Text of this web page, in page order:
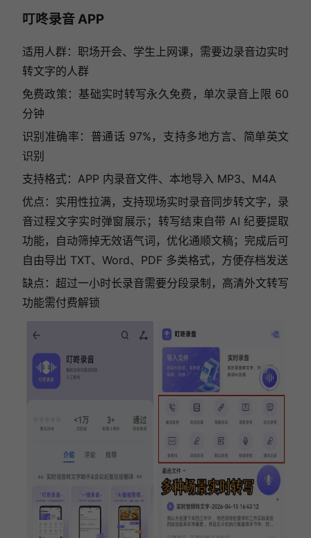
叮咚录音 APP
适用人群：职场开会、学生上网课，需要边录音边实时
转文字的人群
免费政策：基础实时转写永久免费，单次录音上限 60
分钟
识别准确率：普通话 97%，支持多地方言、简单英文
识别
支持格式：APP 内录音文件、本地导入 MP3、M4A
优点：实用性拉满，支持现场实时录音同步转文字，录
音过程文字实时弹窗展示；转写结束自带 AI 纪要提取
功能，自动筛掉无效语气词，优化通顺文稿；完成后可
自由导出 TXT、Word、PDF 多类格式，方便存档发送
缺点：超过一小时长录音需要分段录制，高清外文转写
功能需付费解锁